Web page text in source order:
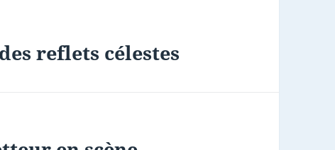
reflets célestes